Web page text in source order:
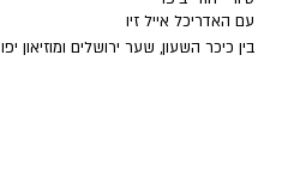
עם האדריכל אייל זיו
בין כיכר השעון, שער ירושלים ומוזיאון יפו